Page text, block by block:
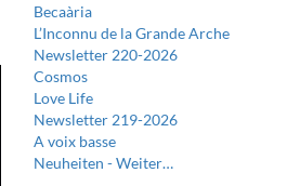
Becaària
L’Inconnu de la Grande Arche
Newsletter 220-2026
Cosmos
Love Life
Newsletter 219-2026
A voix basse
Neuheiten -Weiter…